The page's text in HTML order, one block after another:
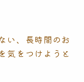
い、長時間のお
気をつけようと